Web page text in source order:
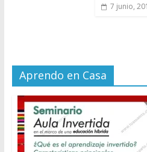
7 junio,
Aprendo en Casa